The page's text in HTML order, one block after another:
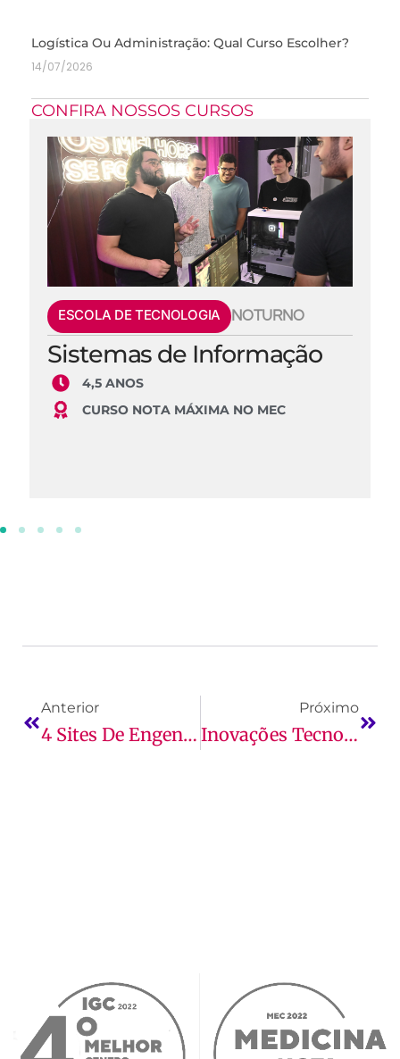
Logística Ou Administração: Qual Curso Escolher?
14/07/2026
CONFIRA NOSSOS CURSOS
ESCOLA DE TECNOLOGIA NOTURNO
Sistemas de Informação
4,5 ANOS
CURSO NOTA MÁXIMA NO MEC
Anterior
4 Sites De Engenharia Civil Para Você Acompanhar A Partir De Hoje!
Próximo
Inovações Tecnológicas Em Engenharia Civil: Fique Por Dentro!